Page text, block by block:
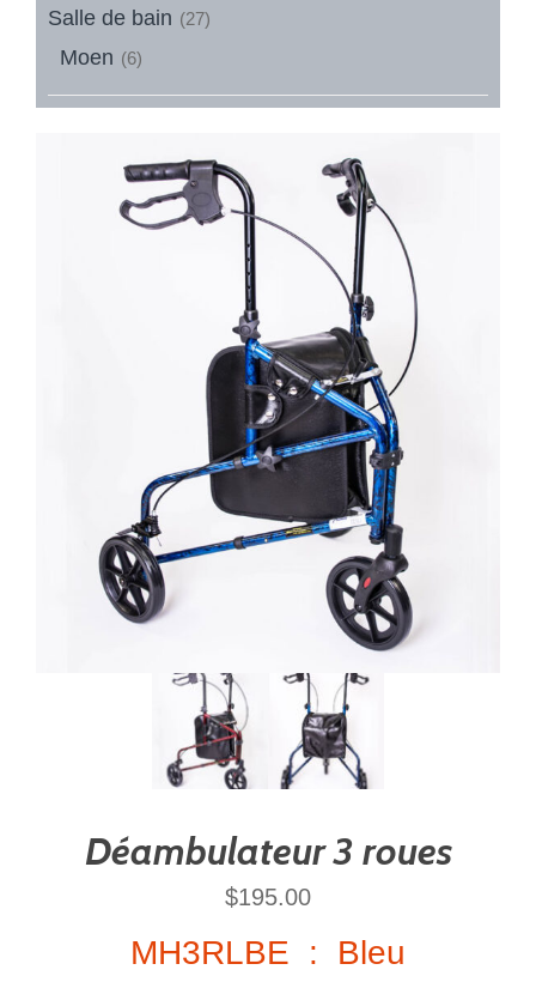
Salle de bain (27)
Moen (6)
Déambulateur 3 roues
$195.00
MH3RLBE : Bleu